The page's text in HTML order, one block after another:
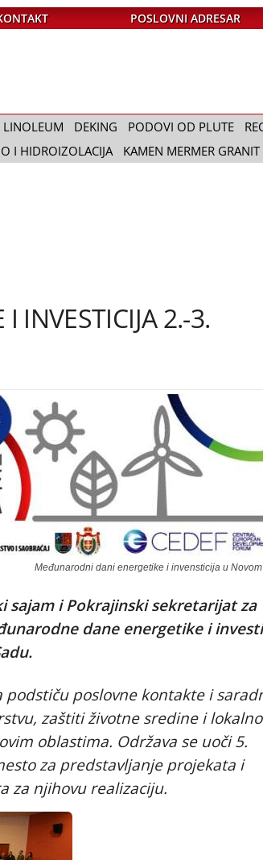
POSLOVNI ADRESAR
LINOLEUM DEKING PODOVI OD PLUTE
I HIDROIZOLACIJA KAMEN MERMER GRANIT
INVESTICIJA 2.-3.
Međunarodni dani energetike i invensticija u
sajam i Pokrajinski sekretarijat za
dane energetike i
poslovne kontakte i
zaštiti životne sredine i
oblastima. Održava se uoči 5.
za predstavljanje projekata i
za njihovu realizaciju.